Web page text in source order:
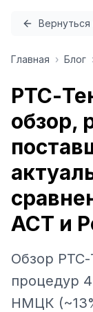
Вернуться
Главная › Блог
РТС-
обзор,
АСТ и
Обзор
процедур
НМЦК